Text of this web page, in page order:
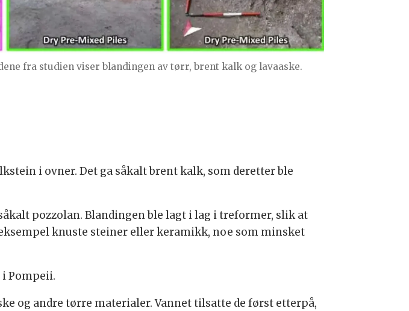
fra studien viser blandingen av tørr, brent kalk og lavaaske.
i ovner. Det ga såkalt brent kalk, som deretter ble
pozzolan. Blandingen ble lagt i lag i treformer, slik at
knuste steiner eller keramikk, noe som minsket
Pompeii.
og andre tørre materialer. Vannet tilsatte de først etterpå,